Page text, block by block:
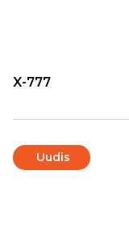
X-777
Uudis